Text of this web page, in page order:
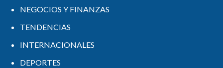
NEGOCIOS Y FINANZAS
TENDENCIAS
INTERNACIONALES
DEPORTES